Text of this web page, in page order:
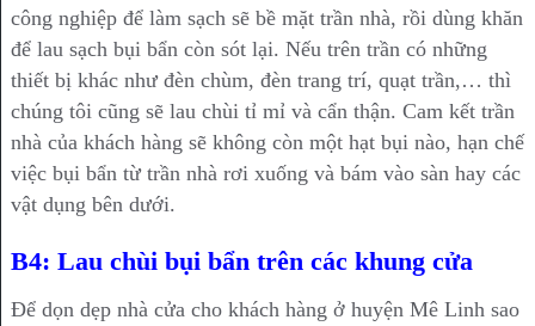
công nghiệp để làm sạch sẽ bề mặt trần nhà, rồi dùng khăn
để lau sạch bụi bẩn còn sót lại. Nếu trên trần có những
thiết bị khác như đèn chùm, đèn trang trí, quạt trần,… thì
chúng tôi cũng sẽ lau chùi tỉ mỉ và cẩn thận. Cam kết trần
nhà của khách hàng sẽ không còn một hạt bụi nào, hạn chế
việc bụi bẩn từ trần nhà rơi xuống và bám vào sàn hay các
vật dụng bên dưới.
B4: Lau chùi bụi bẩn trên các khung cửa
Để dọn dẹp nhà cửa cho khách hàng ở huyện Mê Linh sao